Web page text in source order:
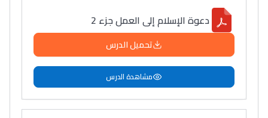
دعوة الإسلام إلى العمل جزء 2
تحميل الدرس
مشاهدة الدرس